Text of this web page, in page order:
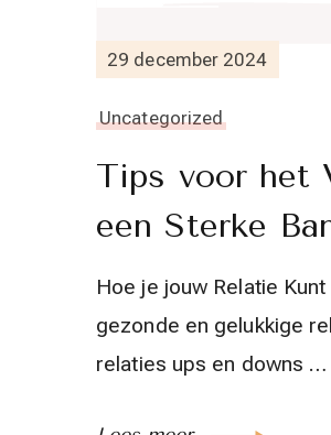
29 december 2024
Uncategorized
Tips voor het
een Sterke
Hoe je jouw Relatie
gezonde en gelukkige
relaties ups en downs …